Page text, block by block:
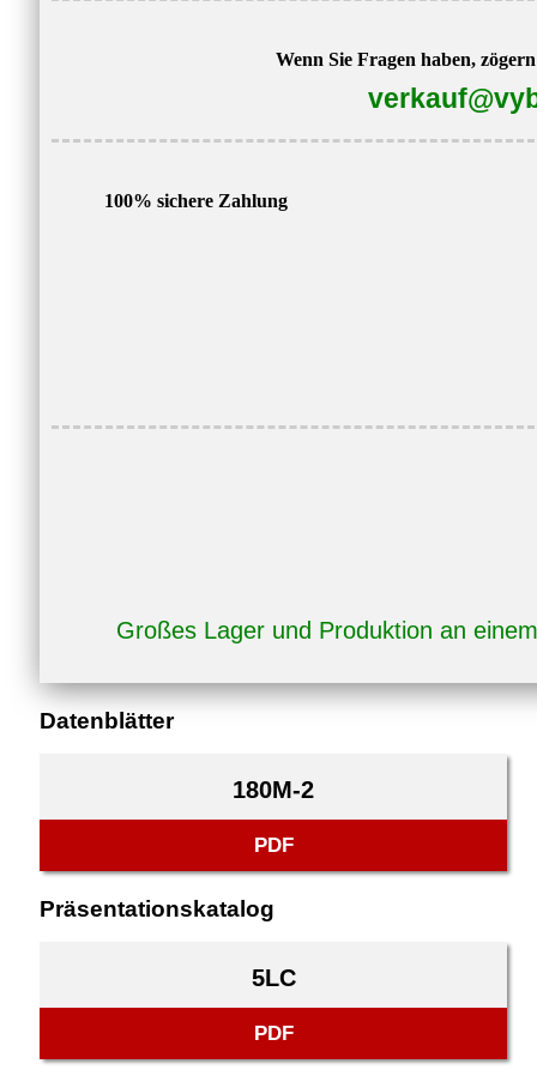
Wenn Sie Fragen haben,
100% sichere Zahlung
Großes Lager und Produktion an
Datenblätter
180M-2
PDF
Präsentationskatalog
5LC
PDF